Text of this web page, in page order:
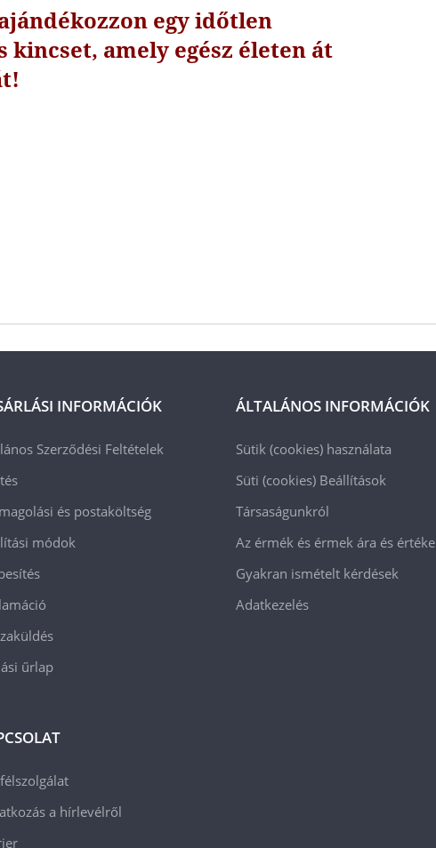
egy időtlen
amely egész életen át
INFORMÁCIÓK
Szerződési Feltételek
és postaköltség
módok
űrlap
a hírlevélről
ÁLTALÁNOS INFORMÁCIÓK
Sütik (cookies) használata
Süti (cookies) Beállítások
Társaságunkról
Az érmék és érmek ára és értéke
Gyakran ismételt kérdések
Adatkezelés